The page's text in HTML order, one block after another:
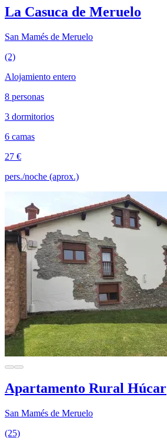
La Casuca de Meruelo
San Mamés de Meruelo
(2)
Alojamiento entero
8 personas
3 dormitorios
6 camas
27 €
pers./noche (aprox.)
Apartamento Rural Húcar
San Mamés de Meruelo
(25)